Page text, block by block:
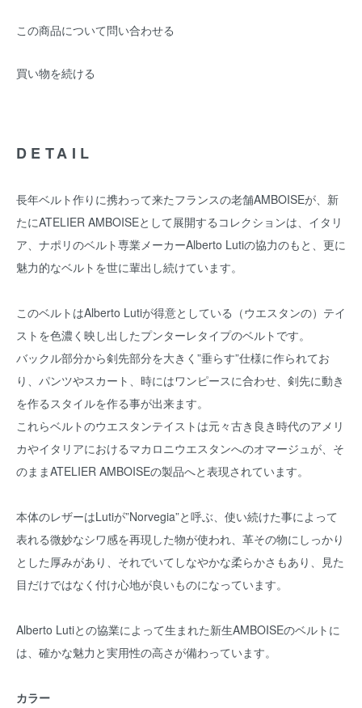
この商品について問い合わせる
買い物を続ける
DETAIL
長年ベルト作りに携わって来たフランスの老舗AMBOISEが、新
たにATELIER AMBOISEとして展開するコレクションは、イタリ
ア、ナポリのベルト専業メーカーAlberto Lutiの協力のもと、更に
魅力的なベルトを世に輩出し続けています。
このベルトはAlberto Lutiが得意としている（ウエスタンの）テイ
ストを色濃く映し出したプンターレタイプのベルトです。
バックル部分から剣先部分を大きく”垂らす”仕様に作られてお
り、パンツやスカート、時にはワンピースに合わせ、剣先に動き
を作るスタイルを作る事が出来ます。
これらベルトのウエスタンテイストは元々古き良き時代のアメリ
カやイタリアにおけるマカロニウエスタンへのオマージュが、そ
のままATELIER AMBOISEの製品へと表現されています。
本体のレザーはLutiが”Norvegia”と呼ぶ、使い続けた事によって
表れる微妙なシワ感を再現した物が使われ、革その物にしっかり
とした厚みがあり、それでいてしなやかな柔らかさもあり、見た
目だけではなく付け心地が良いものになっています。
Alberto Lutiとの協業によって生まれた新生AMBOISEのベルトに
は、確かな魅力と実用性の高さが備わっています。
カラー